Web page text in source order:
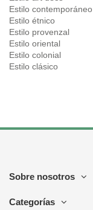
Estilo contemporáneo
Estilo étnico
Estilo provenzal
Estilo oriental
Estilo colonial
Estilo clásico
Sobre nosotros
Categorías